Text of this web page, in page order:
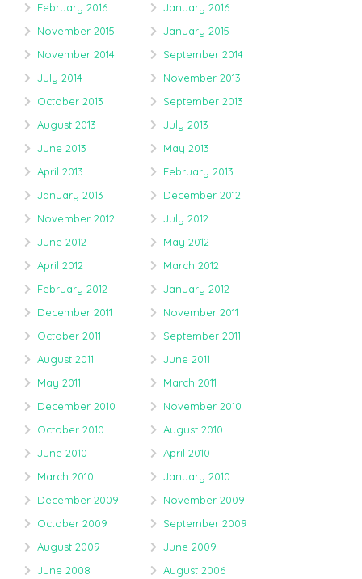
February 2016
January 2016
November 2015
January 2015
November 2014
September 2014
July 2014
November 2013
October 2013
September 2013
August 2013
July 2013
June 2013
May 2013
April 2013
February 2013
January 2013
December 2012
November 2012
July 2012
June 2012
May 2012
April 2012
March 2012
February 2012
January 2012
December 2011
November 2011
October 2011
September 2011
August 2011
June 2011
May 2011
March 2011
December 2010
November 2010
October 2010
August 2010
June 2010
April 2010
March 2010
January 2010
December 2009
November 2009
October 2009
September 2009
August 2009
June 2009
June 2008
August 2006